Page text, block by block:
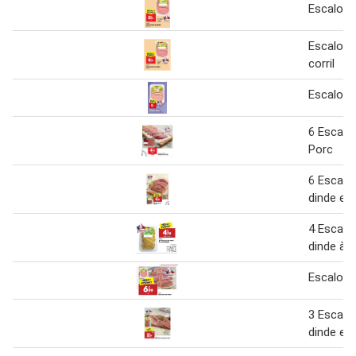
corril
6
Porc
6
dinde
4
dinde à
3
dinde